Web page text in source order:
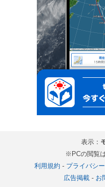
表示：
※PCの閲覧
利用規約 - プライバシ
広告掲載- お